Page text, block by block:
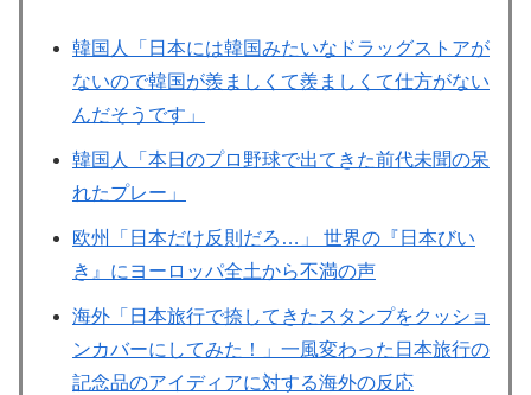
韓国人「日本には韓国みたいなドラッグストアが
ないので韓国が羨ましくて羨ましくて仕方がない
んだそうです」
韓国人「本日のプロ野球で出てきた前代未聞の呆
れたプレー」
欧州「日本だけ反則だろ…」 世界の『日本びい
き』にヨーロッパ全土から不満の声
海外「日本旅行で捺してきたスタンプをクッショ
ンカバーにしてみた！」一風変わった日本旅行の
記念品のアイディアに対する海外の反応